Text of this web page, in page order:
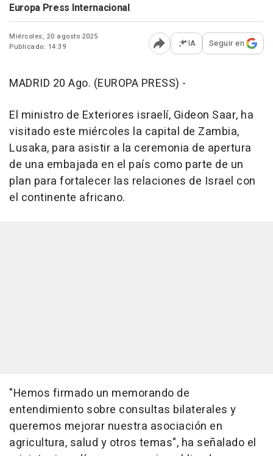
Europa Press Internacional
Miércoles, 20 agosto 2025
Publicado: 14:39
Abrir opciones para
IA Seguir en
MADRID 20 Ago. (EUROPA PRESS) -
El ministro de Exteriores israelí, Gideon Saar, ha
visitado este miércoles la capital de Zambia,
Lusaka, para asistir a la ceremonia de apertura
de una embajada en el país como parte de un
plan para fortalecer las relaciones de Israel con
el continente africano.
"Hemos firmado un memorando de
entendimiento sobre consultas bilaterales y
queremos mejorar nuestra asociación en
agricultura, salud y otros temas", ha señalado el